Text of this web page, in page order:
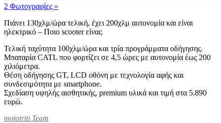
2 Φωτογραφίες »
Πιάνει 130χλμ/ώρα τελική, έχει 200χλμ αυτονομία και είναι
ηλεκτρικό – Ποιο scooter είναι;
Τελική ταχύτητα 100χλμ/ώρα και τρία προγράμματα οδήγησης.
Μπαταρία CATL που φορτίζει σε 4,5 ώρες με αυτονομία έως 200
χιλιόμετρα.
Θέση οδήγησης GT, LCD οθόνη με τεχνολογία αφής και
συνδεσιμότητα με smartphone.
Σχεδίαση υψηλής αισθητικής, premium υλικά και τιμή στα 5.890
ευρώ.
mototriti Team